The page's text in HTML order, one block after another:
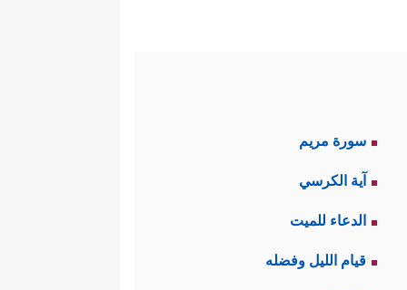
سورة مريم
آية الكرسي
الدعاء للميت
قيام الليل وفضله